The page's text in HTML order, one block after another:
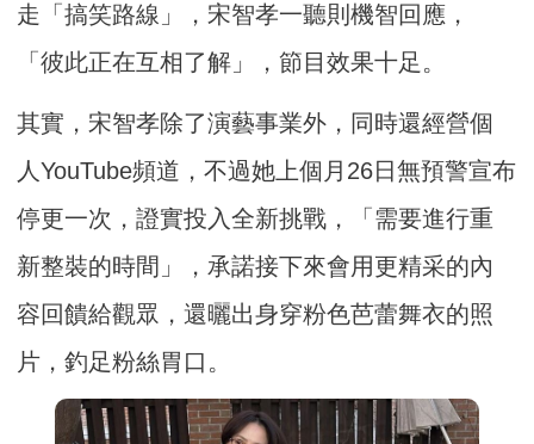
走「搞笑路線」，宋智孝一聽則機智回應，
「彼此正在互相了解」，節目效果十足。
其實，宋智孝除了演藝事業外，同時還經營個
人YouTube頻道，不過她上個月26日無預警宣布
停更一次，證實投入全新挑戰，「需要進行重
新整裝的時間」，承諾接下來會用更精采的內
容回饋給觀眾，還曬出身穿粉色芭蕾舞衣的照
片，釣足粉絲胃口。